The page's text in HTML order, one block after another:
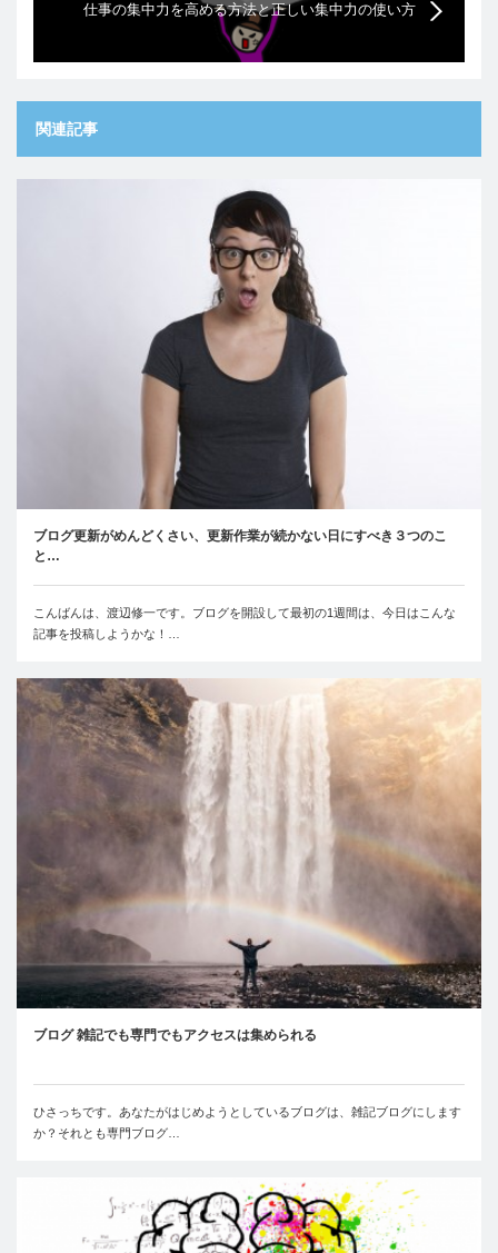
仕事の集中力を高める方法と正しい集中力の使い方
関連記事
ブログ更新がめんどくさい、更新作業が続かない日にすべき３つのこ
と…
こんばんは、渡辺修一です。ブログを開設して最初の1週間は、今日はこんな
記事を投稿しようかな！…
ブログ 雑記でも専門でもアクセスは集められる
ひさっちです。あなたがはじめようとしているブログは、雑記ブログにします
か？それとも専門ブログ…